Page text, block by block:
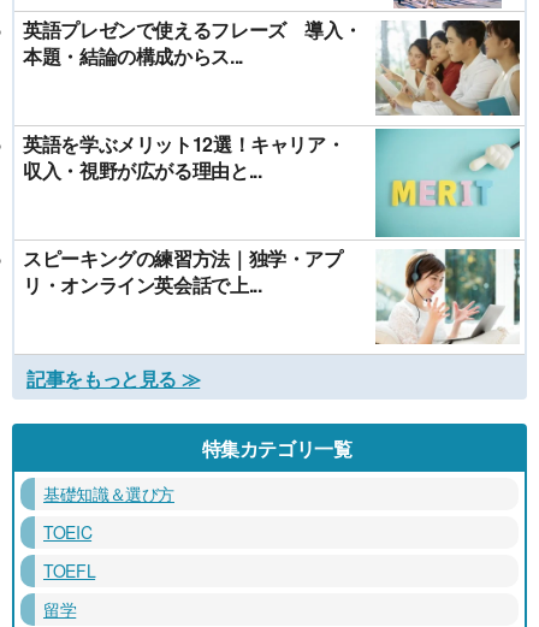
英語プレゼンで使えるフレーズ 導入・
本題・結論の構成からス...
英語を学ぶメリット12選！キャリア・
収入・視野が広がる理由と...
スピーキングの練習方法｜独学・アプ
リ・オンライン英会話で上...
記事をもっと見る ≫
特集カテゴリ一覧
基礎知識＆選び方
TOEIC
TOEFL
留学